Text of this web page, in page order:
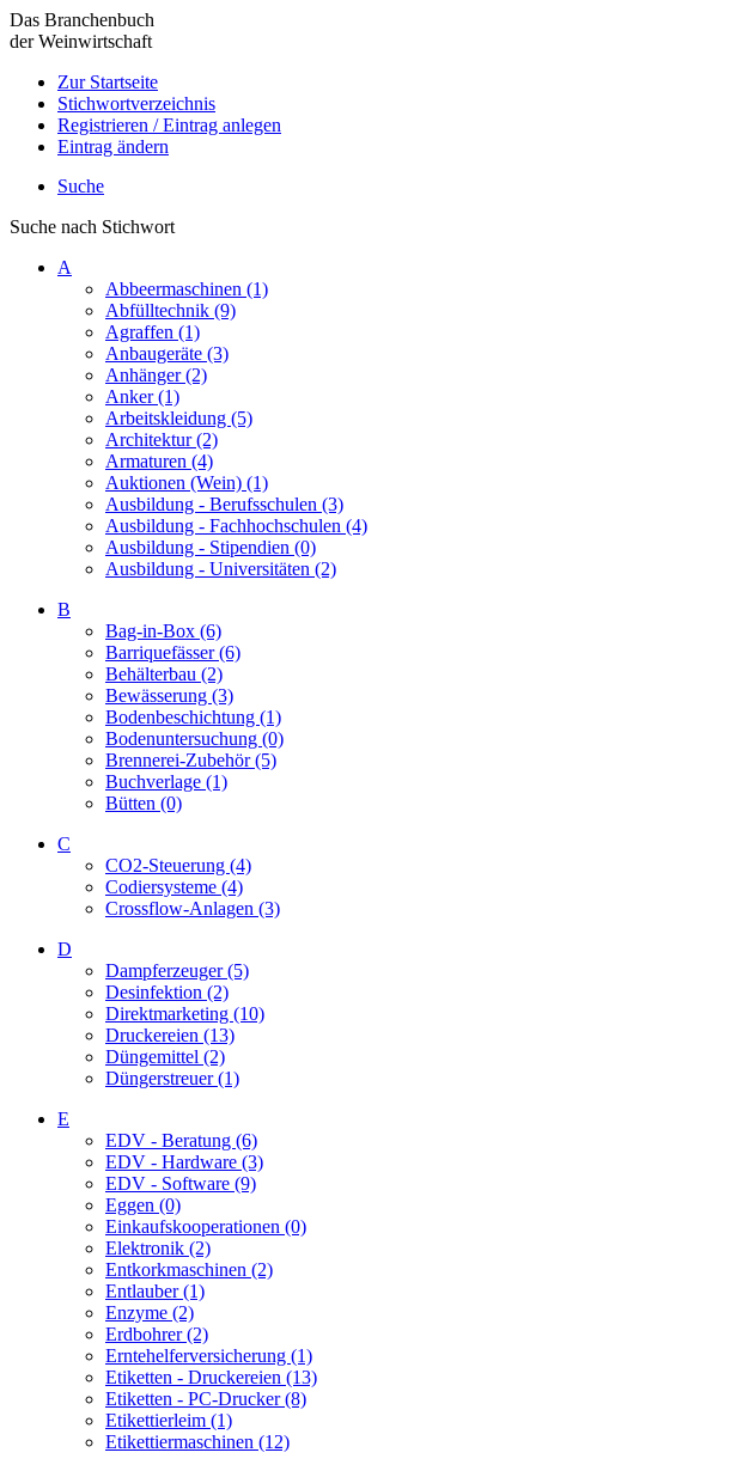
Das Branchenbuch
der Weinwirtschaft
Zur Startseite
Stichwortverzeichnis
Registrieren / Eintrag anlegen
Eintrag ändern
Suche
Suche nach Stichwort
A
Abbeermaschinen (1)
Abfülltechnik (9)
Agraffen (1)
Anbaugeräte (3)
Anhänger (2)
Anker (1)
Arbeitskleidung (5)
Architektur (2)
Armaturen (4)
Auktionen (Wein) (1)
Ausbildung - Berufsschulen (3)
Ausbildung - Fachhochschulen (4)
Ausbildung - Stipendien (0)
Ausbildung - Universitäten (2)
B
Bag-in-Box (6)
Barriquefässer (6)
Behälterbau (2)
Bewässerung (3)
Bodenbeschichtung (1)
Bodenuntersuchung (0)
Brennerei-Zubehör (5)
Buchverlage (1)
Bütten (0)
C
CO2-Steuerung (4)
Codiersysteme (4)
Crossflow-Anlagen (3)
D
Dampferzeuger (5)
Desinfektion (2)
Direktmarketing (10)
Druckereien (13)
Düngemittel (2)
Düngerstreuer (1)
E
EDV - Beratung (6)
EDV - Hardware (3)
EDV - Software (9)
Eggen (0)
Einkaufskooperationen (0)
Elektronik (2)
Entkorkmaschinen (2)
Entlauber (1)
Enzyme (2)
Erdbohrer (2)
Erntehelferversicherung (1)
Etiketten - Druckereien (13)
Etiketten - PC-Drucker (8)
Etikettierleim (1)
Etikettiermaschinen (12)